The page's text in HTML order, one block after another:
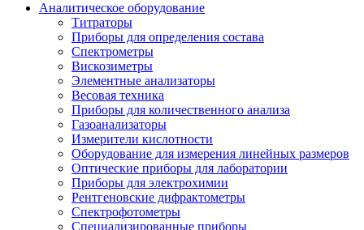
Аналитическое оборудование
Титраторы
Приборы для определения состава
Спектрометры
Вискозиметры
Элементные анализаторы
Весовая техника
Приборы для количественного анализа
Газоанализаторы
Измерители кислотности
Оборудование для измерения линейных размеров
Оптические приборы для лаборатории
Приборы для электрохимии
Рентгеновские дифрактометры
Спектрофотометры
Специализированные приборы